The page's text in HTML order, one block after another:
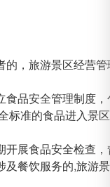
，旅游景区经营
品安全管理制度
标准的食品进入景
展食品安全检查
餐饮服务的,旅游